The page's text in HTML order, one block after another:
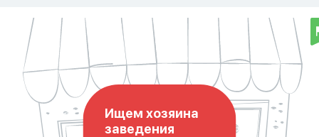
Ищем хозяина
заведения